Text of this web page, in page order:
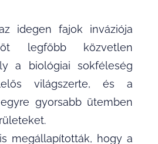
fajok inváziója
legfőbb közvetlen
a biológiai sokféleség
világszerte, és a
gyorsabb ütemben
hogy a